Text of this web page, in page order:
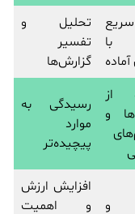
با
تحلیل و
تفسیر
گزارش‌ها
از
و
رسیدگی به
موارد
پیچیده‌تر
و
افزایش ارزش
و اهمیت